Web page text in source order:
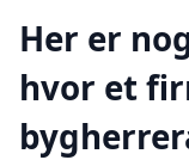
Her er
hvor et